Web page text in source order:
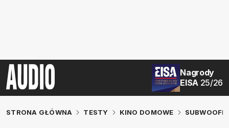
Nagrody
EISA 25/26
STRONA GŁÓWNA TESTY KINO DOMOWE